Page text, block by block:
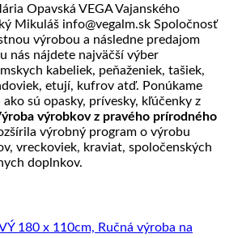
Opavská VEGA Vajanského
Mikuláš info@vegalm.sk Spoločnosť
výrobou a následne predajom
nás nájdete najväčší výber
kabeliek, peňaženiek, tašiek,
etují, kufrov atď. Ponúkame
sú opasky, prívesky, kľúčenky z
výrobkov z pravého prírodného
výrobný program o výrobu
vreckoviek, kraviat, spoločenských
doplnkov.